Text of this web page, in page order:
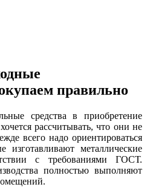
правильно
средства в приобретение
рассчитывать, что они не
всего надо ориентироваться
изготавливают металлические
с требованиями ГОСТ.
полностью выполняют